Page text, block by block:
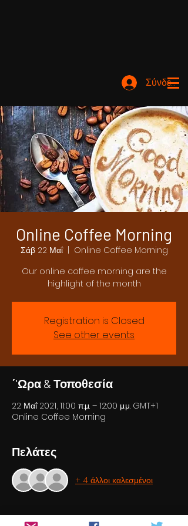
Σύνδεση
Online Coffee Morning
Σάβ 22 Μαΐ
  |
Online Coffee Morning
Our online coffee morning are the
highlight of the month
Registration is Closed
See other events
΄'Ωρα & Τοποθεσία
22 Μαΐ 2021, 11:00 π.μ. – 12:00 μ.μ. GMT+1
Online Coffee Morning
Πελάτες
+ 4 άλλοι καλεσμένοι
Σχετικά με την εκδήλωση